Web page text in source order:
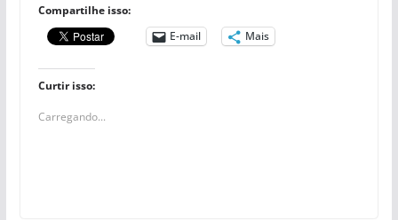
Compartilhe isso:
E-mail
Mais
Curtir isso:
Carregando...